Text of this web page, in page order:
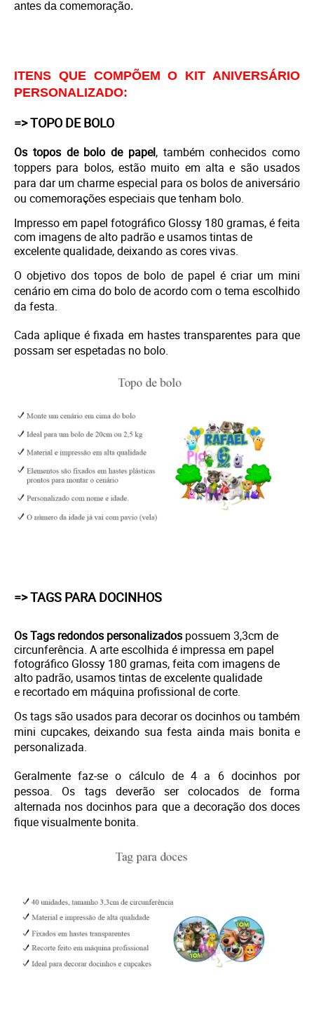
antes da comemoração.
ITENS QUE COMPÕEM O KIT ANIVERSÁRIO
PERSONALIZADO:
=> TOPO DE BOLO
Os topos de bolo de papel, também conhecidos como
toppers para bolos, estão muito em alta e são usados
para dar um charme especial para os bolos de aniversário
ou comemorações especiais que tenham bolo.
Impresso em papel fotográfico Glossy 180 gramas, é feita
com imagens de alto padrão e usamos tintas de
excelente qualidade, deixando as cores vivas.
O objetivo dos topos de bolo de papel é criar um mini
cenário em cima do bolo de acordo com o tema escolhido
da festa.
Cada aplique é fixada em hastes transparentes para que
possam ser espetadas no bolo.
=> TAGS PARA DOCINHOS
Os Tags redondos personalizados possuem 3,3cm de
circunferência. A arte escolhida é impressa em papel
fotográfico Glossy 180 gramas, feita com imagens de
alto padrão, usamos tintas de excelente qualidade
e recortado em máquina profissional de corte.
Os tags são usados para decorar os docinhos ou também
mini cupcakes, deixando sua festa ainda mais bonita e
personalizada.
Geralmente faz-se o cálculo de 4 a 6 docinhos por
pessoa. Os tags deverão ser colocados de forma
alternada nos docinhos para que a decoração dos doces
fique visualmente bonita.